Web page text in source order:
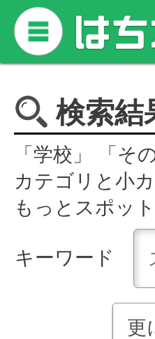
検索結
「学校」 「そ
カテゴリと小
もっとスポッ
キーワード
更